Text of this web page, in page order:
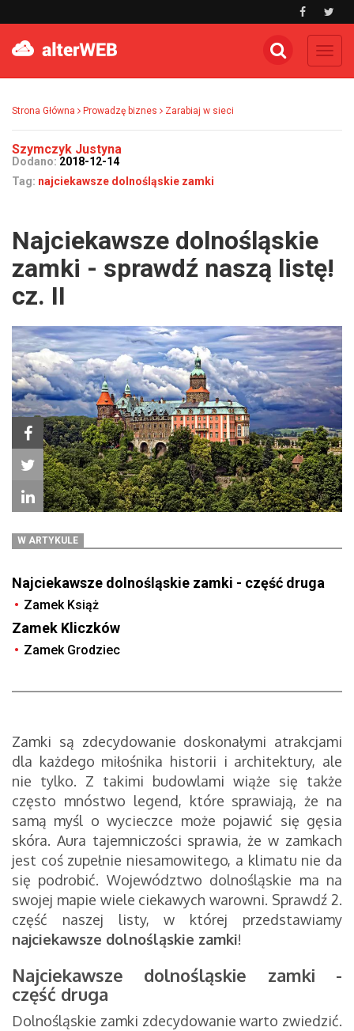
Strona Główna Prowadzę biznes Zarabiaj w sieci
Szymczyk Justyna
Dodano: 2018-12-14
Tag: najciekawsze dolnośląskie zamki
Najciekawsze dolnośląskie
zamki - sprawdź naszą listę!
cz. II
W ARTYKULE
Najciekawsze dolnośląskie zamki - część druga
Zamek Książ
Zamek Kliczków
Zamek Grodziec
Zamki są zdecydowanie doskonałymi atrakcjami
dla każdego miłośnika historii i architektury, ale
nie tylko. Z takimi budowlami wiąże się także
często mnóstwo legend, które sprawiają, że na
samą myśl o wycieczce może pojawić się gęsia
skóra. Aura tajemniczości sprawia, że w zamkach
jest coś zupełnie niesamowitego, a klimatu nie da
się podrobić. Województwo dolnośląskie ma na
swojej mapie wiele ciekawych warowni. Sprawdź 2.
część naszej listy, w której przedstawiamy
najciekawsze dolnośląskie zamki!
Najciekawsze dolnośląskie zamki -
część druga
Dolnośląskie zamki zdecydowanie warto zwiedzić.